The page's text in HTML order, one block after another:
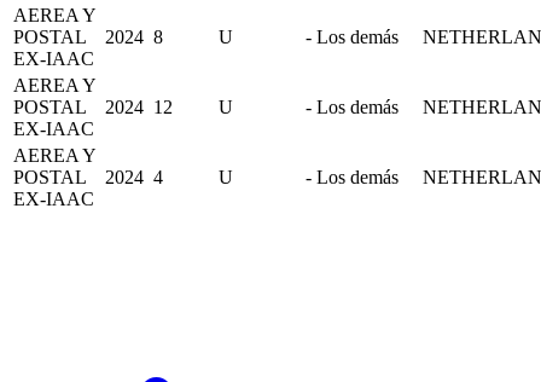
AEREA Y
POSTAL
EX-IAAC
2024 8 U - Los demás
AEREA Y
POSTAL
EX-IAAC
2024 12 U - Los demás
AEREA Y
POSTAL
EX-IAAC
2024 4 U - Los demás